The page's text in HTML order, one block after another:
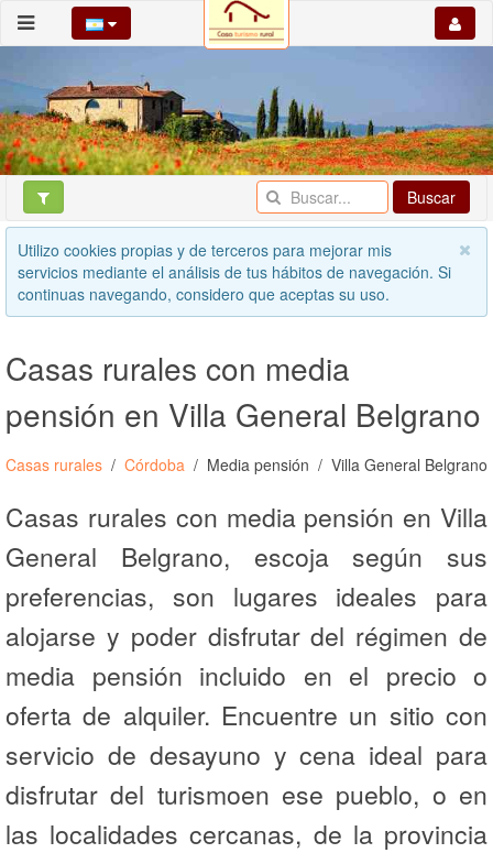
Buscar
Utilizo cookies propias y de terceros para mejorar mis
servicios mediante el análisis de tus hábitos de navegación. Si
continuas navegando, considero que aceptas su uso.
Casas rurales con media
pensión en Villa General Belgrano
Casas rurales Córdoba Media pensión Villa General Belgrano
Casas rurales con media pensión en Villa
General Belgrano, escoja según sus
preferencias, son lugares ideales para
alojarse y poder disfrutar del régimen de
media pensión incluido en el precio o
oferta de alquiler. Encuentre un sitio con
servicio de desayuno y cena ideal para
disfrutar del turismoen ese pueblo, o en
las localidades cercanas, de la provincia